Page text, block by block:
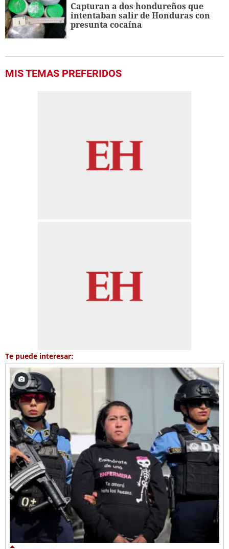
Capturan a dos hondureños que
intentaban salir de Honduras con
presunta cocaína
MIS TEMAS PREFERIDOS
Te puede interesar: